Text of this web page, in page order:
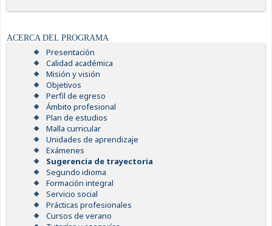
ACERCA DEL PROGRAMA
Presentación
Calidad académica
Misión y visión
Objetivos
Perfil de egreso
Ámbito profesional
Plan de estudios
Malla curricular
Unidades de aprendizaje
Exámenes
Sugerencia de trayectoria
Segundo idioma
Formación integral
Servicio social
Prácticas profesionales
Cursos de verano